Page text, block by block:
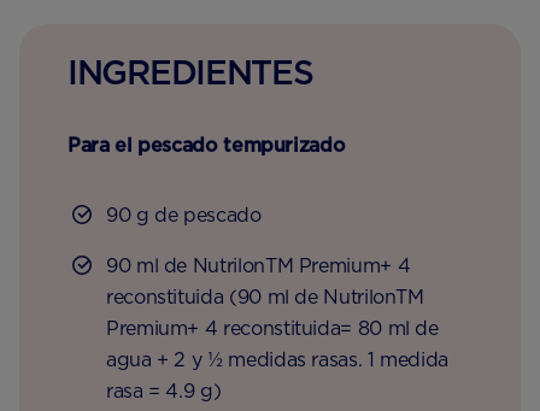
INGREDIENTES
Para el pescado tempurizado
90 g de pescado
90 ml de NutrilonTM Premium+ 4
reconstituida (90 ml de NutrilonTM
Premium+ 4 reconstituida= 80 ml de
agua + 2 y ½ medidas rasas. 1 medida
rasa = 4.9 g)